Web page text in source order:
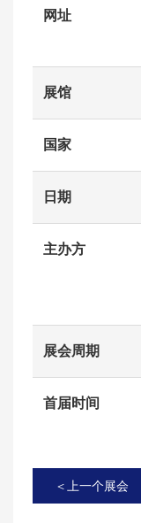
网址
展馆
国家
日期
主办方
展会周期
首届时间
＜上一个展会